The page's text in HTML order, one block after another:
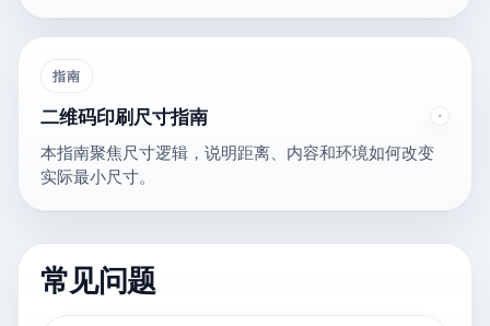
指南
二维码印刷尺寸指南
本指南聚焦尺寸逻辑，说明距离、内容和环境如何改变
实际最小尺寸。
常见问题